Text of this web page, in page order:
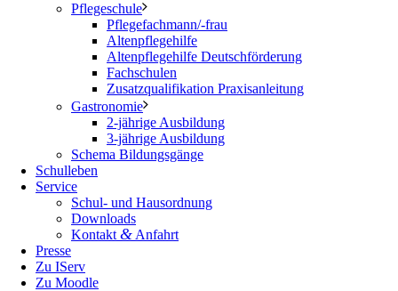
Pflegeschule
Pflegefachmann/-frau
Altenpflegehilfe
Altenpflegehilfe Deutschförderung
Fachschulen
Zusatzqualifikation Praxisanleitung
Gastronomie
2-jährige Ausbildung
3-jährige Ausbildung
Schema Bildungsgänge
Schulleben
Service
Schul- und Hausordnung
Downloads
Kontakt & Anfahrt
Presse
Zu IServ
Zu Moodle